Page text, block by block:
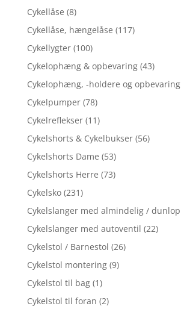
Cykellåse (8)
Cykellåse, hængelåse (117)
Cykellygter (100)
Cykelophæng & opbevaring (43)
Cykelophæng, -holdere og opbevaring
Cykelpumper (78)
Cykelreflekser (11)
Cykelshorts & Cykelbukser (56)
Cykelshorts Dame (53)
Cykelshorts Herre (73)
Cykelsko (231)
Cykelslanger med almindelig /
Cykelslanger med autoventil (22)
Cykelstol / Barnestol (26)
Cykelstol montering (9)
Cykelstol til bag (1)
Cykelstol til foran (2)